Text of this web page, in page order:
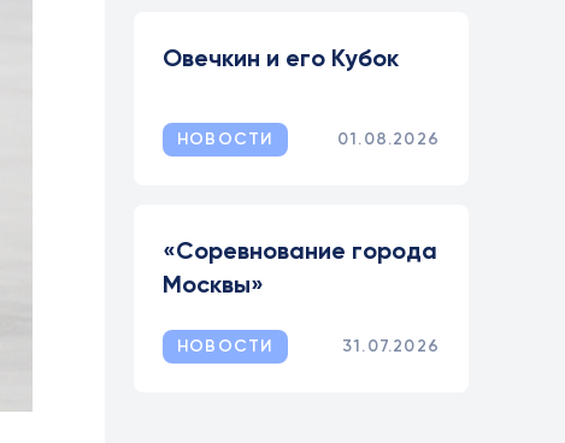
Овечкин и его Кубок
НОВОСТИ 01.08.2026
«Соревнование города
Москвы»
НОВОСТИ 31.07.2026